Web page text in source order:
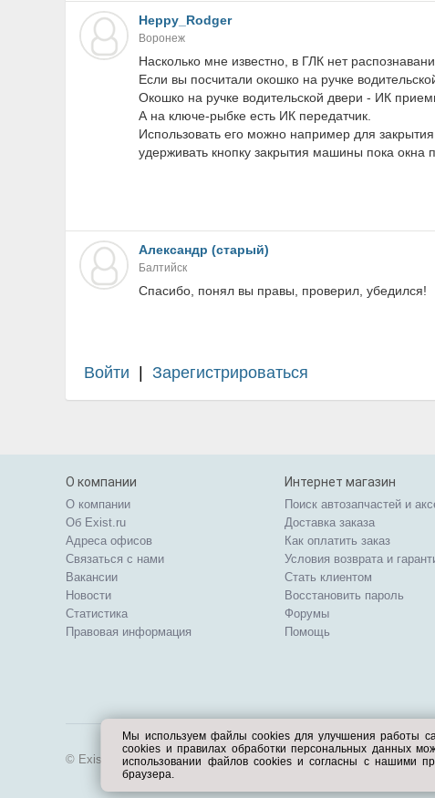
Heppy_Rodger
Воронеж
Насколько мне известно, в ГЛК нет
Если вы посчитали окошко на ручке
Окошко на ручке водительской двери - ИК
А на ключе-рыбке есть ИК передатчик.
Использовать его можно например для
удерживать кнопку закрытия машины пока окна
Александр (старый)
Балтийск
Спасибо, понял вы правы, проверил, убедился!
Войти Зарегистрироваться
О компании
О компании
Об Exist.ru
Адреса офисов
Связаться с нами
Вакансии
Новости
Статистика
Правовая информация
Интернет магазин
Поиск автозапчастей и
Доставка заказа
Как оплатить заказ
Условия возврата и
Стать клиентом
Восстановить пароль
Форумы
Помощь
© Exist.ru 1998—2026
Мы используем файлы cookies для улучшения работы
cookies и правилах обработки персональных данных
использовании файлов cookies и согласны с нашими
браузера.